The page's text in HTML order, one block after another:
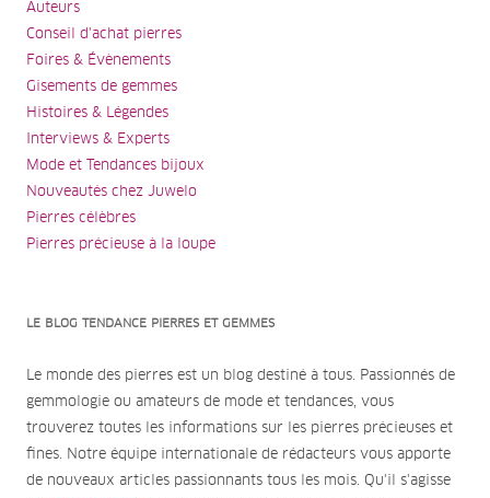
Auteurs
Conseil d'achat pierres
Foires & Évènements
Gisements de gemmes
Histoires & Légendes
Interviews & Experts
Mode et Tendances bijoux
Nouveautés chez Juwelo
Pierres célèbres
Pierres précieuse à la loupe
LE BLOG TENDANCE PIERRES ET GEMMES
Le monde des pierres est un blog destiné à tous. Passionnés de
gemmologie ou amateurs de mode et tendances, vous
trouverez toutes les informations sur les pierres précieuses et
fines. Notre équipe internationale de rédacteurs vous apporte
de nouveaux articles passionnants tous les mois. Qu'il s'agisse